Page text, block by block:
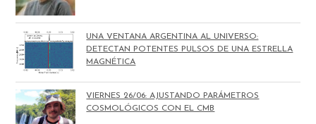
UNA VENTANA ARGENTINA AL UNIVERSO:
DETECTAN POTENTES PULSOS DE UNA ESTRELLA
MAGNÉTICA
VIERNES 26/06: AJUSTANDO PARÁMETROS
COSMOLÓGICOS CON EL CMB